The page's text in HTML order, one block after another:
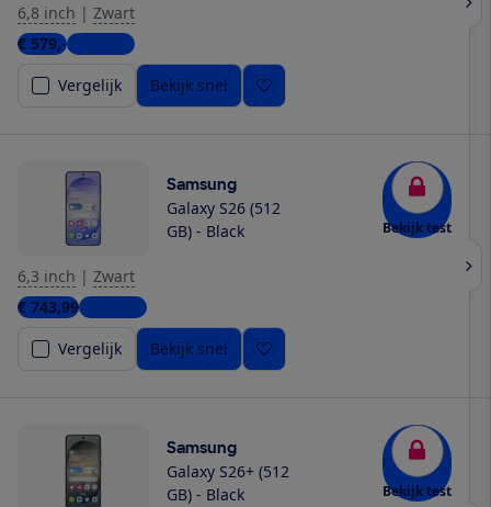
6,8 inch | Zwart
€ 579,-3 winkels
Vergelijk
Bekijk snel
Samsung
Galaxy S26 (512
GB) - Black
Bekijk test
6,3 inch | Zwart
€ 743,996 winkels
Vergelijk
Bekijk snel
Samsung
Galaxy S26+ (512
GB) - Black
Bekijk test